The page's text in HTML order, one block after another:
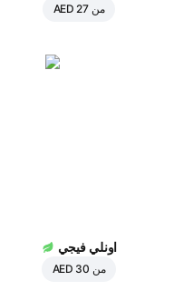
منAED 27
اونلي فيجي
من AED 30